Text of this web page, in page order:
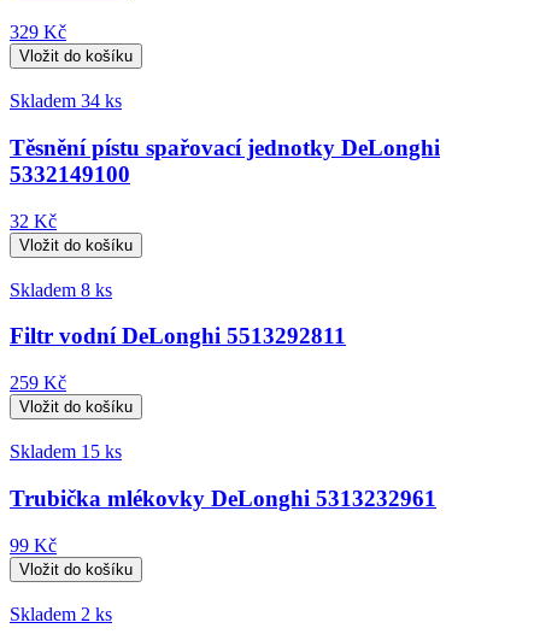
329 Kč
Skladem 34 ks
Těsnění pístu spařovací jednotky DeLonghi
5332149100
32 Kč
Skladem 8 ks
Filtr vodní DeLonghi 5513292811
259 Kč
Skladem 15 ks
Trubička mlékovky DeLonghi 5313232961
99 Kč
Skladem 2 ks